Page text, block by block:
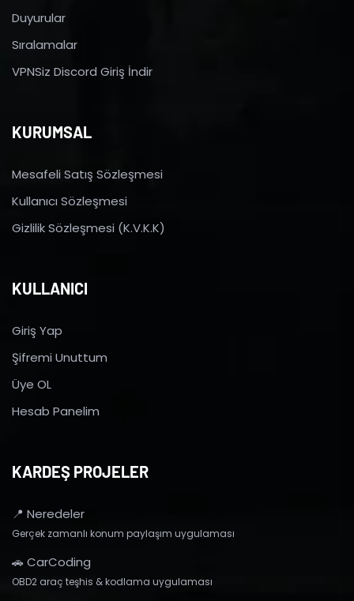
Duyurular
Sıralamalar
VPNSiz Discord Giriş İndir
KURUMSAL
Mesafeli Satış Sözleşmesi
Kullanıcı Sözleşmesi
Gizlilik Sözleşmesi (K.V.K.K)
KULLANICI
Giriş Yap
Şifremi Unuttum
Üye OL
Hesab Panelim
KARDEŞ PROJELER
📍 Neredeler
Gerçek zamanlı konum paylaşım uygulaması
🚗 CarCoding
OBD2 araç teşhis & kodlama uygulaması